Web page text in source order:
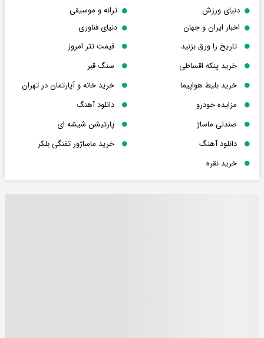
دنیای ورزش
ترانه و موسیقی
اخبار ایران و جهان
دنیای فناوری
تاریخ را ورق بزنید
قیمت تتر امروز
خرید پنکه اقساطی
سنگ قبر
خرید بلیط هواپیما
خرید خانه و آپارتمان در تهران
مزایده خودرو
دانلود آهنگ
صندلی ماساژ
پارتیشن شیشه ای
دانلود آهنگ
خرید ماساژور تفنگی بلکر
خرید نقره